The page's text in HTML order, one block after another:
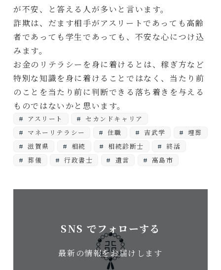
が不安、と答える人が多いと言います。
詐欺は、だます相手がアスリートであっても高齢
者であっても学生であっても、不安な心につけ込
みます。
お金のリテラシーを身に着けるとは、稼ぎ方など
特別な知識を身に着けることではなく、当たり前
のことを当たり前に判断できる落ち着きを与える
ものではないかと思います。
アスリート
セカンドキャリア
マネーリテラシー
住職 吉武学
埋葬
滋賀県
相続 相続診断士
終活
葬儀
行政書士 遺言 高島市
SNS でフォローする
最新の情報をお届けします